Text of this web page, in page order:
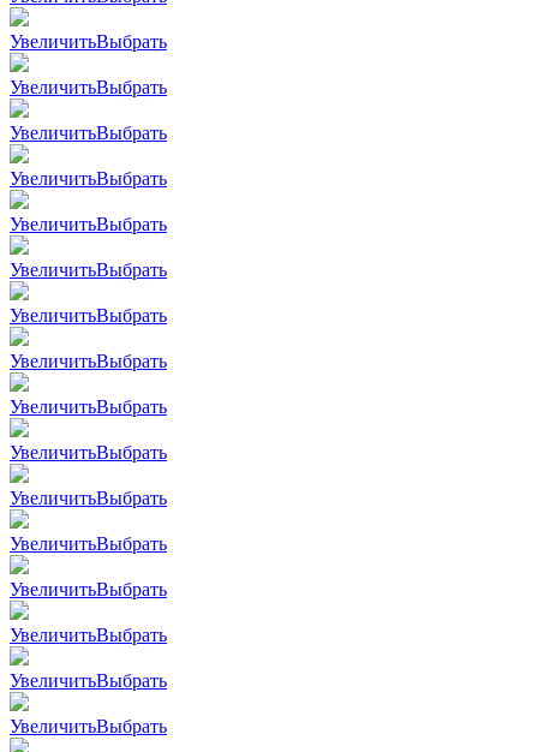
УвеличитьВыбрать
УвеличитьВыбрать
УвеличитьВыбрать
УвеличитьВыбрать
УвеличитьВыбрать
УвеличитьВыбрать
УвеличитьВыбрать
УвеличитьВыбрать
УвеличитьВыбрать
УвеличитьВыбрать
УвеличитьВыбрать
УвеличитьВыбрать
УвеличитьВыбрать
УвеличитьВыбрать
УвеличитьВыбрать
УвеличитьВыбрать